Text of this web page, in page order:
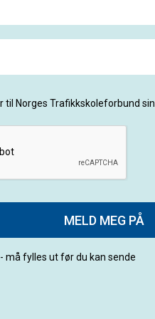
til Norges Trafikkskoleforbund sin
MELD MEG PÅ
fylles ut før du kan sende